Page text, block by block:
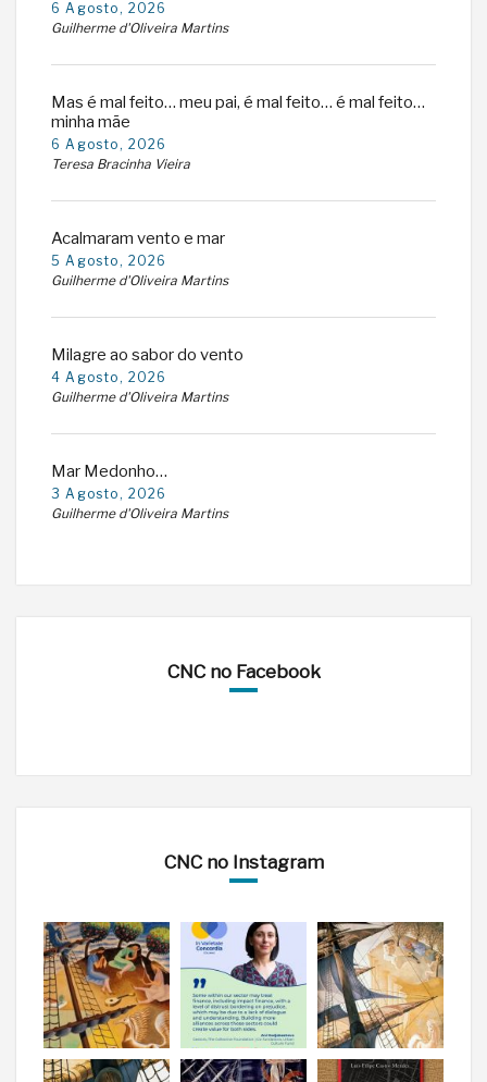
6 Agosto, 2026
Guilherme d'Oliveira Martins
Mas é mal feito… meu pai, é mal feito… é mal feito…
minha mãe
6 Agosto, 2026
Teresa Bracinha Vieira
Acalmaram vento e mar
5 Agosto, 2026
Guilherme d'Oliveira Martins
Milagre ao sabor do vento
4 Agosto, 2026
Guilherme d'Oliveira Martins
Mar Medonho…
3 Agosto, 2026
Guilherme d'Oliveira Martins
CNC no Facebook
CNC no Instagram